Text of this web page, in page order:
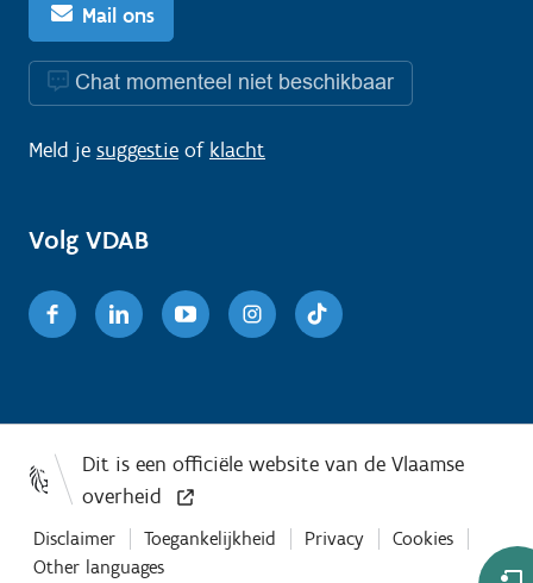
Mail ons
Chat momenteel niet beschikbaar
Meld je suggestie of klacht
Volg VDAB
FacebookLinkedinYoutubeInstagram
Disclaimer Toegankelijkheid Privacy
Cookies
Other languages